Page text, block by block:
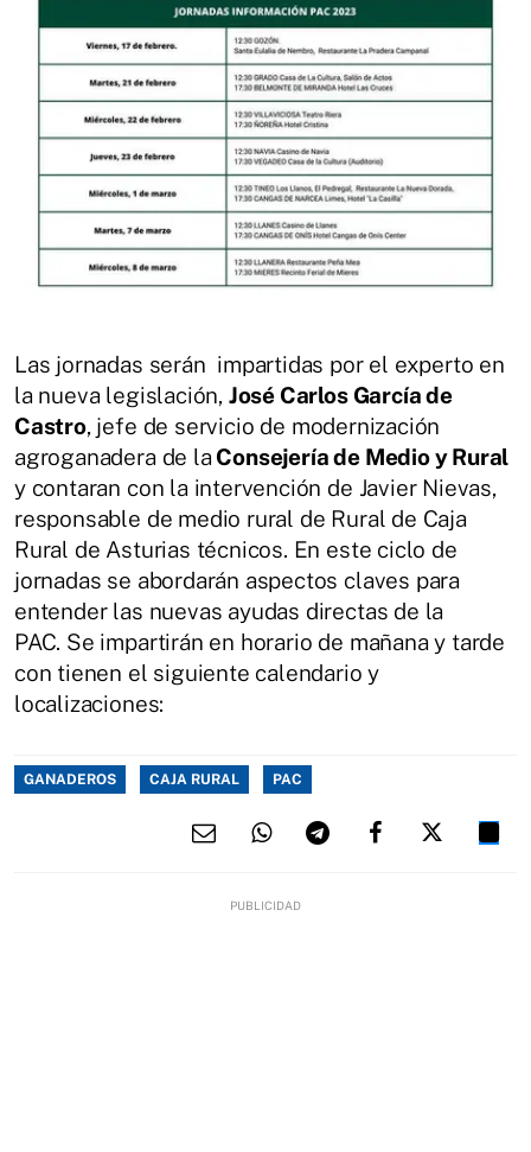
Las jornadas serán impartidas por el experto en
la nueva legislación, José Carlos García de
Castro, jefe de servicio de modernización
agroganadera de la Consejería de Medio y Rural
y contaran con la intervención de Javier Nievas,
responsable de medio rural de Rural de Caja
Rural de Asturias técnicos. En este ciclo de
jornadas se abordarán aspectos claves para
entender las nuevas ayudas directas de la
PAC. Se impartirán en horario de mañana y tarde
con tienen el siguiente calendario y
localizaciones:
GANADEROS CAJA RURAL PAC